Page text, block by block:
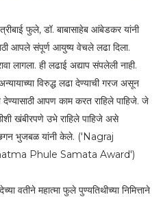
फुले, डॉ. बाबासाहेब आंबेडकर यांनी
आपले संपूर्ण आयुष्य वेचले लढा दिला.
लागला. ही लढाई अद्याप संपलेली नाही.
विरुद्ध लढा देण्याची गरज असून
आपण काम करत राहिले पाहिजे. जे
खंबीरपणे उभे राहिले पाहिजे असे
छगन भुजबळ यांनी केले. ('Nagraj
Phule Samata Award')
वतीने महात्मा फुले पुण्यतिथीच्या निमित्ताने